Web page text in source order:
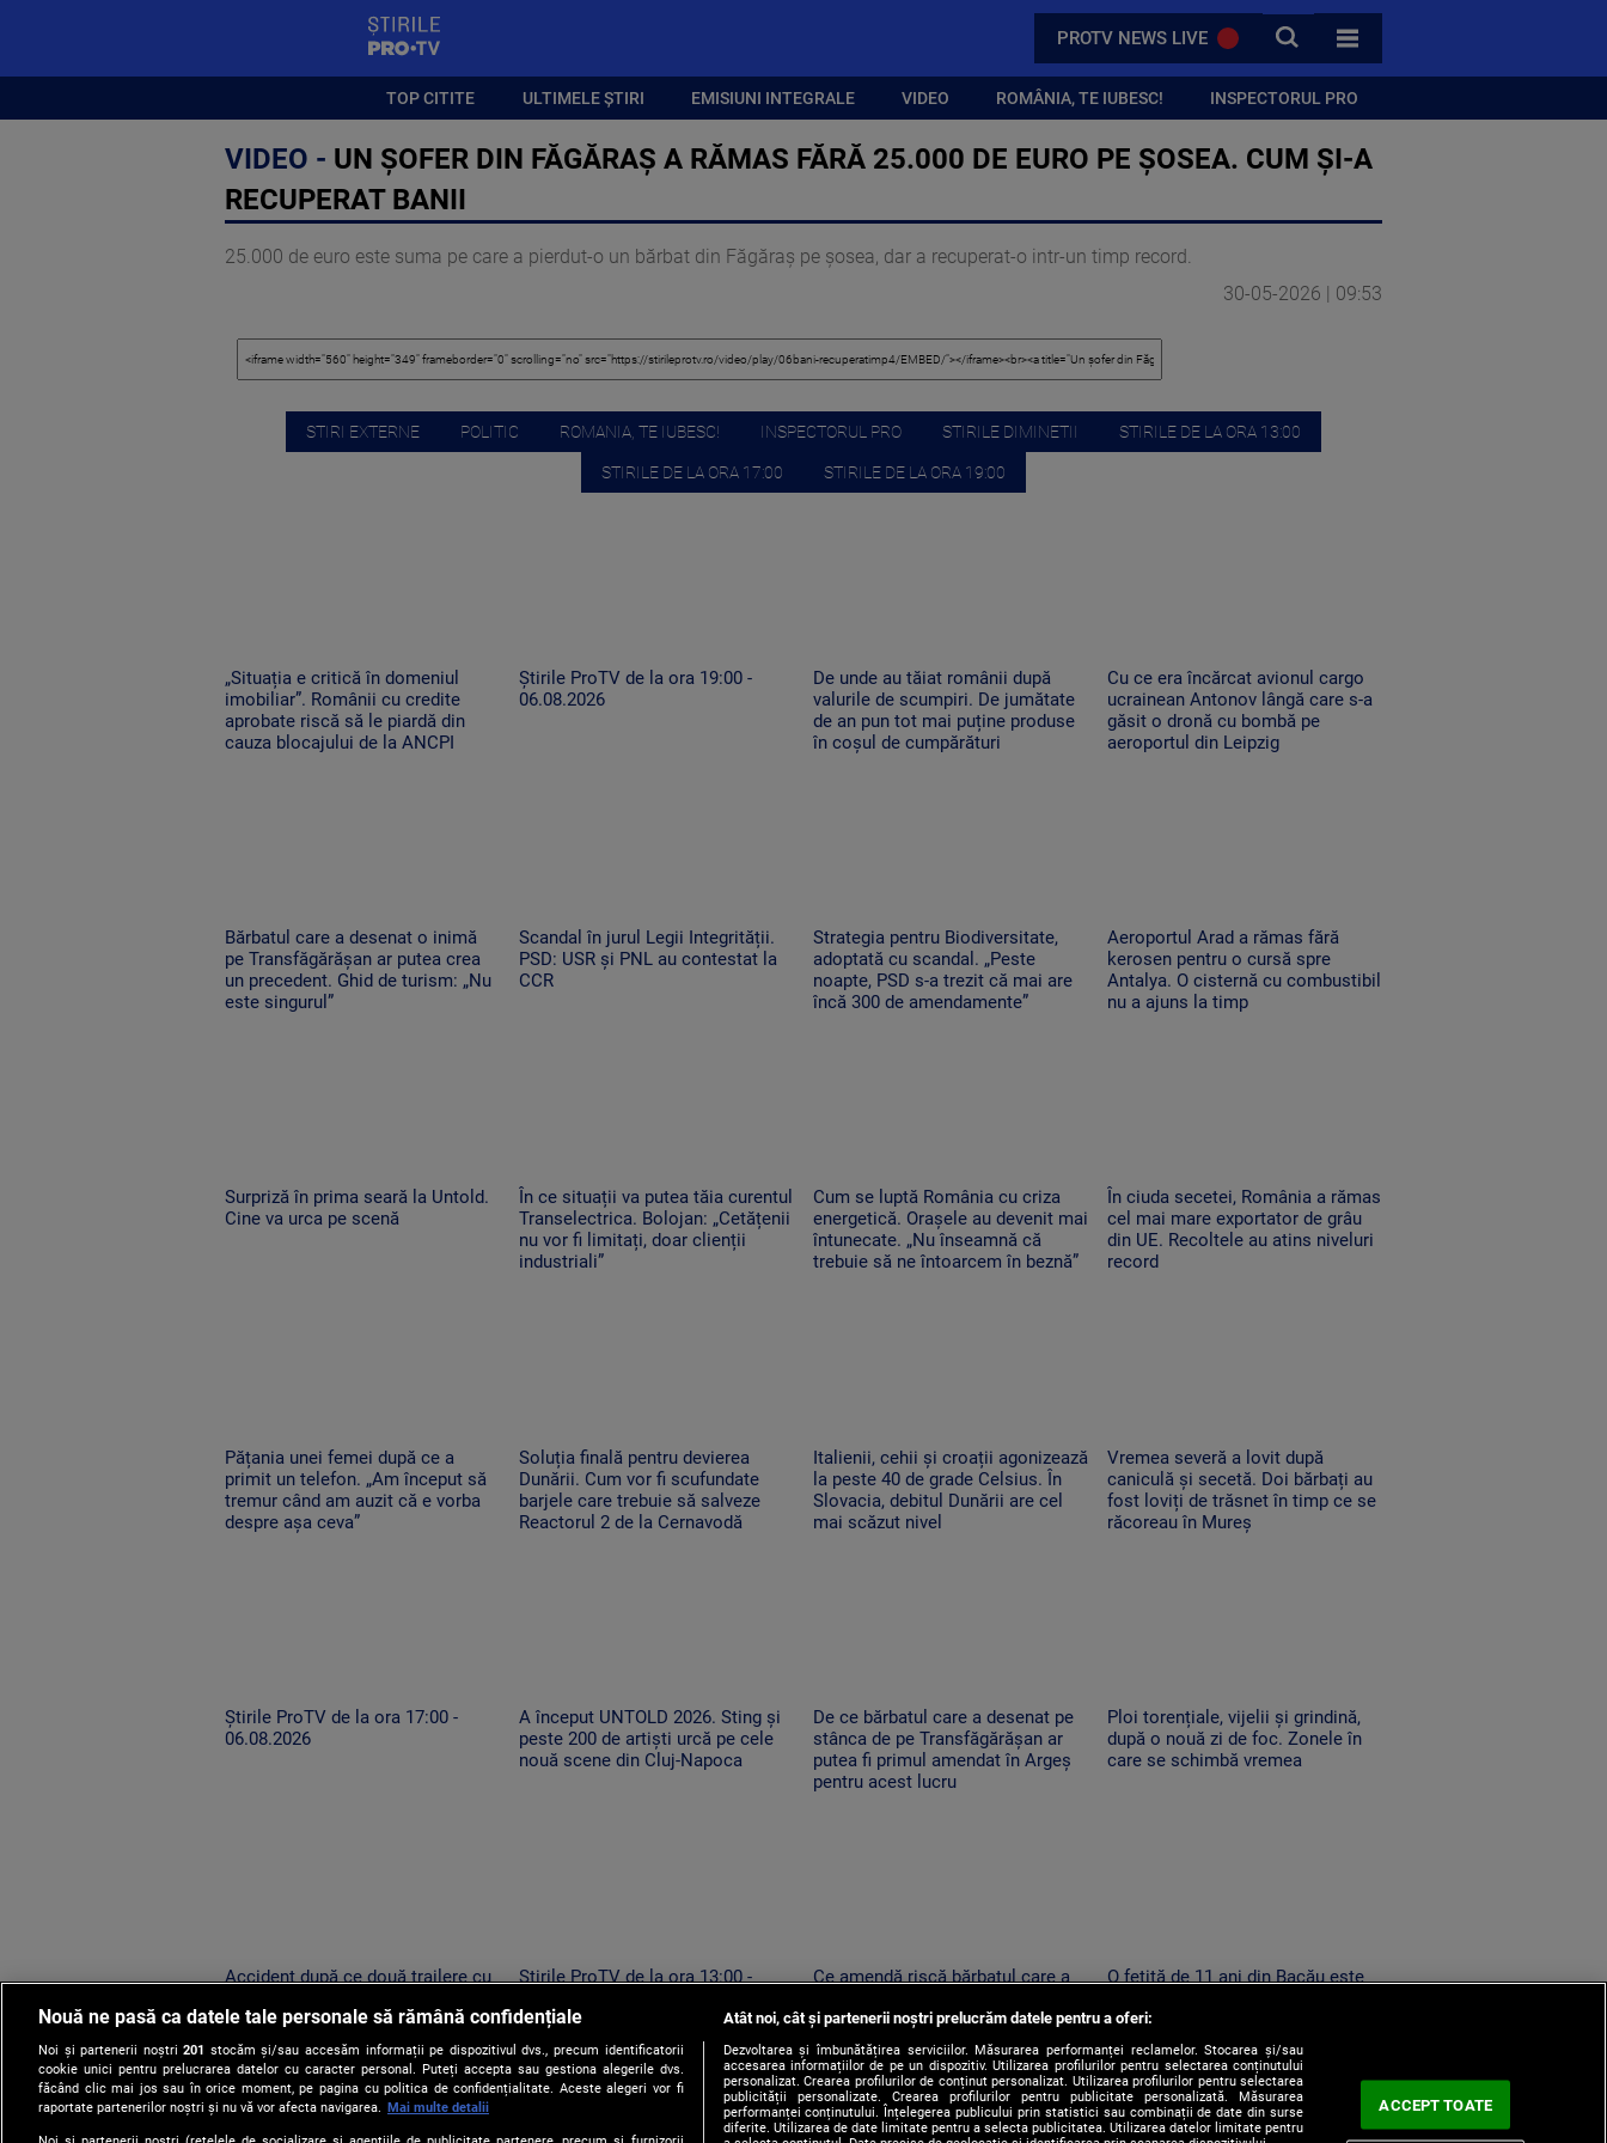
PROTV NEWS LIVE CAUTA
TOATE CATEGORIILE
TOP CITITE ULTIMELE ȘTIRI EMISIUNI INTEGRALE VIDEO ROMÂNIA, TE IUBESC! INSPECTORUL PRO
VIDEO - UN ȘOFER DIN FĂGĂRAȘ A RĂMAS FĂRĂ 25.000 DE EURO PE ȘOSEA. CUM ȘI-A
RECUPERAT BANII
25.000 de euro este suma pe care a pierdut-o un bărbat din Făgăraș pe șosea, dar a recuperat-o intr-un timp record.
30-05-2026 | 09:53
STIRI EXTERNE POLITIC ROMANIA, TE IUBESC! INSPECTORUL PRO STIRILE DIMINETII STIRILE DE LA ORA 13:00
STIRILE DE LA ORA 17:00 STIRILE DE LA ORA 19:00
„Situația e critică în domeniul
imobiliar”. Românii cu credite
aprobate riscă să le piardă din
cauza blocajului de la ANCPI
Știrile ProTV de la ora 19:00 -
06.08.2026
De unde au tăiat românii după
valurile de scumpiri. De jumătate
de an pun tot mai puține produse
în coșul de cumpărături
Cu ce era încărcat avionul cargo
ucrainean Antonov lângă care s-a
găsit o dronă cu bombă pe
aeroportul din Leipzig
Bărbatul care a desenat o inimă
pe Transfăgărășan ar putea crea
un precedent. Ghid de turism: „Nu
este singurul”
Scandal în jurul Legii Integrității.
PSD: USR și PNL au contestat la
CCR
Strategia pentru Biodiversitate,
adoptată cu scandal. „Peste
noapte, PSD s-a trezit că mai are
încă 300 de amendamente”
Aeroportul Arad a rămas fără
kerosen pentru o cursă spre
Antalya. O cisternă cu combustibil
nu a ajuns la timp
Surpriză în prima seară la Untold.
Cine va urca pe scenă
În ce situații va putea tăia curentul
Transelectrica. Bolojan: „Cetățenii
nu vor fi limitați, doar clienții
industriali”
Cum se luptă România cu criza
energetică. Orașele au devenit mai
întunecate. „Nu înseamnă că
trebuie să ne întoarcem în beznă”
În ciuda secetei, România a rămas
cel mai mare exportator de grâu
din UE. Recoltele au atins niveluri
record
Pățania unei femei după ce a
primit un telefon. „Am început să
tremur când am auzit că e vorba
despre așa ceva”
Soluția finală pentru devierea
Dunării. Cum vor fi scufundate
barjele care trebuie să salveze
Reactorul 2 de la Cernavodă
Italienii, cehii și croații agonizează
la peste 40 de grade Celsius. În
Slovacia, debitul Dunării are cel
mai scăzut nivel
Vremea severă a lovit după
caniculă și secetă. Doi bărbați au
fost loviți de trăsnet în timp ce se
răcoreau în Mureș
Știrile ProTV de la ora 17:00 -
06.08.2026
A început UNTOLD 2026. Sting și
peste 200 de artiști urcă pe cele
nouă scene din Cluj-Napoca
De ce bărbatul care a desenat pe
stânca de pe Transfăgărășan ar
putea fi primul amendat în Argeș
pentru acest lucru
Ploi torențiale, vijelii și grindină,
după o nouă zi de foc. Zonele în
care se schimbă vremea
Accident după ce două trailere cu
Un TIR condus de un șofer neatent
le-a lovit
Știrile ProTV de la ora 13:00 -
Ce amendă riscă bărbatul care a
Transfăgărășan. Ar putea fi obligat
să șteargă „opera”
O fetiță de 11 ani din Bacău este
jandarmi și pompieri, după ce a
dispărut de acasă
Nouă ne pasă ca datele tale personale să rămână confidențiale
Noi și partenerii noștri201 stocăm și/sau accesăm informații pe dispozitivul dvs., precum identificatorii
cookie unici pentru prelucrarea datelor cu caracter personal. Puteți accepta sau gestiona alegerile dvs.
făcând clic mai jos sau în orice moment, pe pagina cu politica de confidențialitate. Aceste alegeri vor fi
raportate partenerilor noștri și nu vă vor afecta navigarea.
Mai multe detalii
Atât noi, cât și partenerii noștri prelucrăm datele pentru a oferi:
Dezvoltarea și îmbunătățirea serviciilor. Măsurarea performanței reclamelor. Stocarea și/sau
accesarea informațiilor de pe un dispozitiv. Utilizarea profilurilor pentru selectarea conținutului
personalizat. Crearea profilurilor de conținut personalizat. Utilizarea profilurilor pentru selectarea
publicității personalizate. Crearea profilurilor pentru publicitate personalizată. Măsurarea
performanței conținutului. Înțelegerea publicului prin statistici sau combinații de date din surse
diferite. Utilizarea de date limitate pentru a selecta publicitatea. Utilizarea datelor limitate pentru
ACCEPT TOATE